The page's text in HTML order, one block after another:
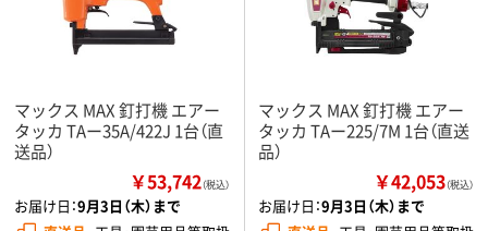
マックス MAX 釘打機 エアー
タッカ TAー35A/422J 1台（直
送品）
￥53,742（税込）
お届け日：9月3日（木）まで
マックス MAX 釘打機 エアー
タッカ TAー225/7M 1台（直送
品）
￥42,053（税込）
お届け日：9月3日（木）まで